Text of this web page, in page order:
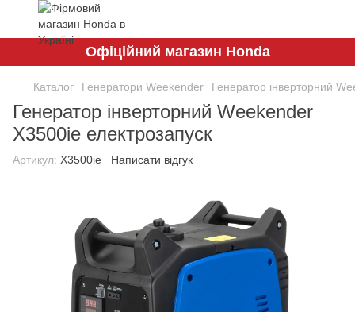
Офіційний магазин Honda
Каталог Генератори Weekender Генератор інверторний
Генератор інверторний Weekender
X3500ie електрозапуск
Артикул: X3500ie Написати відгук